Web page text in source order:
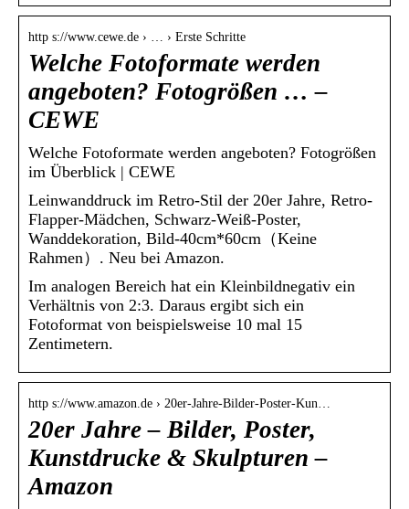
http s://www.cewe.de › … › Erste Schritte
Welche Fotoformate werden
angeboten? Fotogrößen … –
CEWE
Welche Fotoformate werden angeboten? Fotogrößen
im Überblick | CEWE
Leinwanddruck im Retro-Stil der 20er Jahre, Retro-
Flapper-Mädchen, Schwarz-Weiß-Poster,
Wanddekoration, Bild-40cm*60cm（Keine
Rahmen）. Neu bei Amazon.
Im analogen Bereich hat ein Kleinbildnegativ ein
Verhältnis von 2:3. Daraus ergibt sich ein
Fotoformat von beispielsweise 10 mal 15
Zentimetern.
http s://www.amazon.de › 20er-Jahre-Bilder-Poster-Kun…
20er Jahre – Bilder, Poster,
Kunstdrucke & Skulpturen –
Amazon